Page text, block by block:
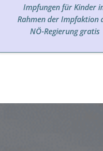
Impfungen für Kinder
Rahmen der Impfaktion
NÖ-Regierung gratis